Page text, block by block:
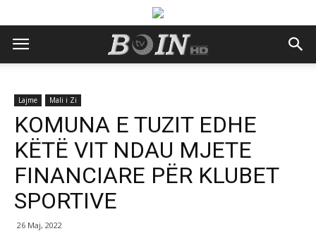
Lajme Mali i Zi
KOMUNA E TUZIT EDHE
KËTË VIT NDAU MJETE
FINANCIARE PËR KLUBET
SPORTIVE
26 Maj, 2022